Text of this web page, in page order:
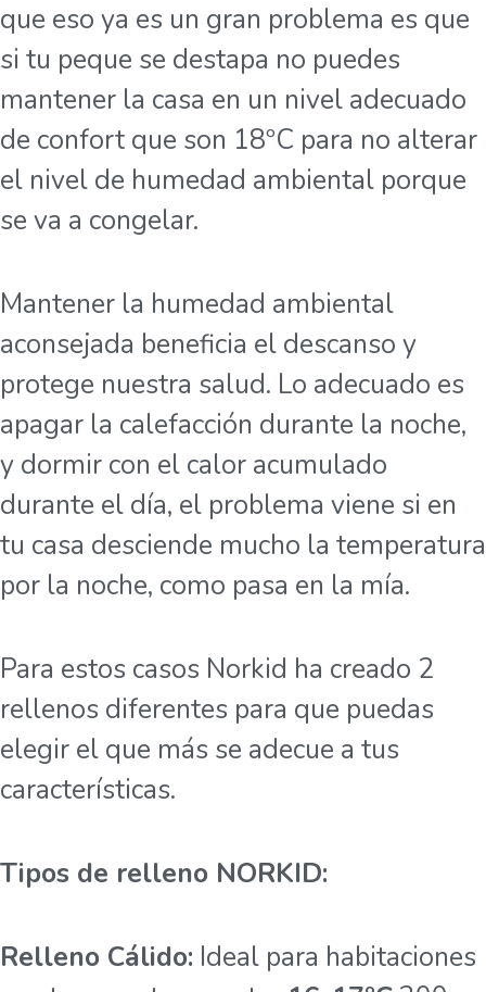
que eso ya es un gran problema es que
si tu peque se destapa no puedes
mantener la casa en un nivel adecuado
de confort que son 18ºC para no alterar
el nivel de humedad ambiental porque
se va a congelar.
Mantener la humedad ambiental
aconsejada beneficia el descanso y
protege nuestra salud. Lo adecuado es
apagar la calefacción durante la noche,
y dormir con el calor acumulado
durante el día, el problema viene si en
tu casa desciende mucho la temperatura
por la noche, como pasa en la mía.
Para estos casos Norkid ha creado 2
rellenos diferentes para que puedas
elegir el que más se adecue a tus
características.
Tipos de relleno NORKID:
Relleno Cálido: Ideal para habitaciones